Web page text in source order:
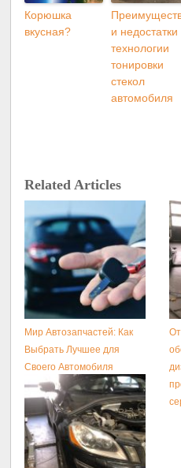
Корюшка
вкусная?
и недостатки
технологии
тонировки
стекол
автомобиля
Related Articles
Мир Автозапчастей: Как
Выбрать Лучшее для
Своего Автомобиля